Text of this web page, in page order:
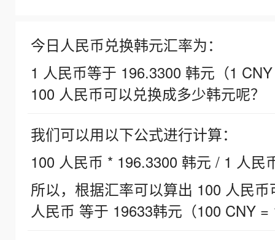
今日人民币兑换韩元汇率为：
1 人民币等于 196.3300 韩元（1
100 人民币可以兑换成多少韩元呢？
我们可以用以下公式进行计算：
100 人民币 * 196.3300 韩元 / 1 人民
所以，根据汇率可以算出 100 人民
人民币 等于 19633韩元（100 CNY =